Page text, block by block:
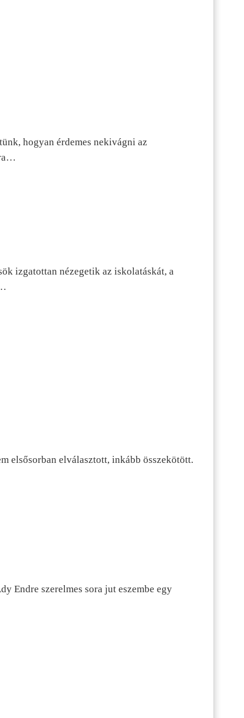
hogyan érdemes nekivágni az
izgatottan nézegetik az iskolatáskát, a
elsősorban elválasztott, inkább összekötött.
Endre szerelmes sora jut eszembe egy